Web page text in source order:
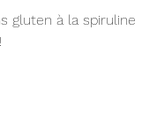
gluten à la spiruline